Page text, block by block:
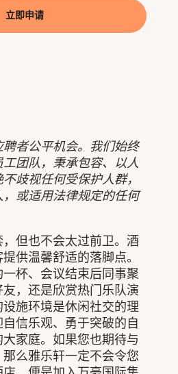
者公平机会。我们始终
团队，秉承包容、以人
歧视任何受保护人群，
或适用法律规定的任何
但也不会太过前卫。酒
供温馨舒适的落脚点。
杯、会议结束后同事聚
，还是欣赏热门乐队演
施环境是休闲社交的理
信乐观、勇于突破的自
家庭。如果您也期待与
么雅乐轩一定不会令您
立即申请